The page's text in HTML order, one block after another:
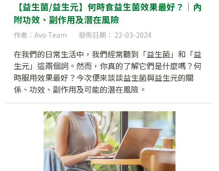
【益生菌/益生元】何時食益生菌效果最好？｜內
附功效、副作用及潛在風險
作者：Avo Team 發佈日期： 22-03-2024
在我們的日常生活中，我們經常聽到「益生菌」和「益
生元」這兩個詞。然而，你真的了解它們是什麼嗎？何
時服用效果最好？今次便來談談益生菌與益生元的關
係、功效、副作用及可能的潛在風險。